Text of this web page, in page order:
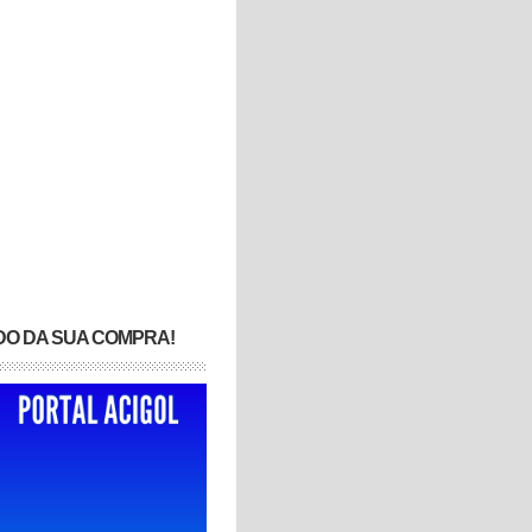
DA SUA COMPRA!